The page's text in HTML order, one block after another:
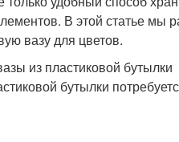
В этой статье мы
вазу для цветов.
из пластиковой бутылки
бутылки